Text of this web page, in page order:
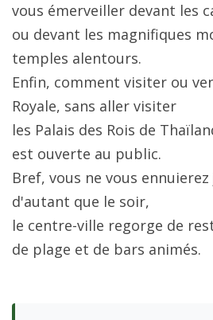
vous émerveiller devant les
ou devant les magnifiques
temples alentours.
Enfin, comment visiter ou
Royale, sans aller visiter
les Palais des Rois de
est ouverte au public.
Bref, vous ne vous
d'autant que le soir,
le centre-ville regorge de
de plage et de bars animés.